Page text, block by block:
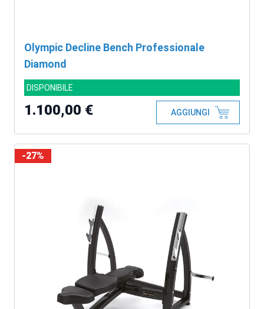
Olympic Decline Bench Professionale
Diamond
DISPONIBILE
1.100,00 € AGGIUNGI
-27%